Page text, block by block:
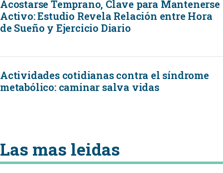
Acostarse Temprano, Clave para Mantenerse
Activo: Estudio Revela Relación entre Hora
de Sueño y Ejercicio Diario
Actividades cotidianas contra el síndrome
metabólico: caminar salva vidas
Las mas leidas